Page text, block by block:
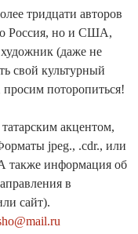
тридцати авторов
Россия, но и США,
(даже не
свой культурный
просим поторопиться!
акцентом,
jpeg., .cdr., или
также информация об
в
сайт).